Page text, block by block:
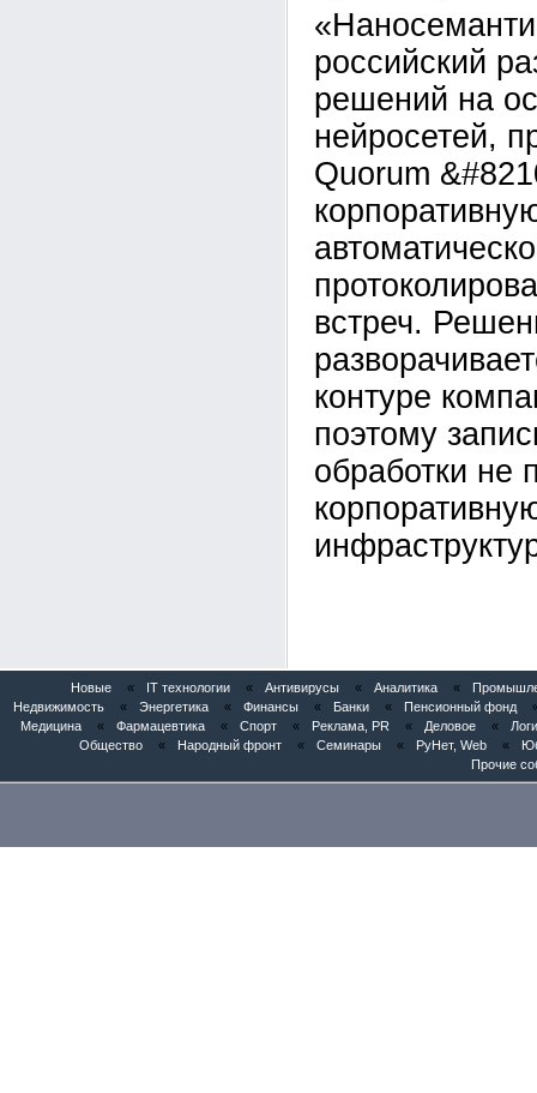
российский
решений на
нейросетей,
Quorum
встреч.
контуре
поэтому
обработки не
Новые « IT технологии « Антивирусы « Аналитика «
Недвижимость
« Энергетика « Финансы « Банки « Пенсионный фонд
Медицина
« Фармацевтика « Спорт « Реклама, PR « Деловое «
Общество
« Народный фронт « Семинары « РуНет, Web «
Прочие